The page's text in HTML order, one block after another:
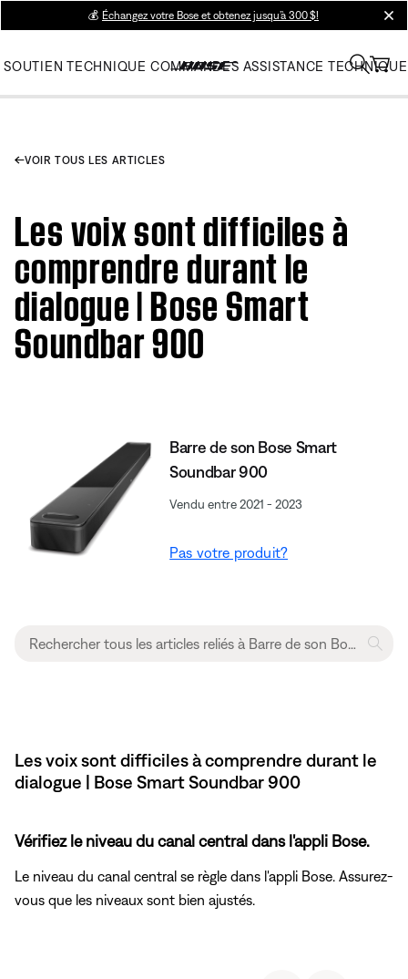
💰 Échangez votre Bose et obtenez jusqu’à 300 $!
SOUTIEN TECHNIQUE COMMANDES ASSISTANCE TECHNIQUE
VOIR TOUS LES ARTICLES
Les voix sont difficiles à
comprendre durant le
dialogue | Bose Smart
Soundbar 900
Barre de son Bose Smart
Soundbar 900
Vendu entre 2021 - 2023
Pas votre produit?
Les voix sont difficiles à comprendre durant le
dialogue | Bose Smart Soundbar 900
Vérifiez le niveau du canal central dans l'appli Bose.
Le niveau du canal central se règle dans l'appli Bose. Assurez-
vous que les niveaux sont bien ajustés.